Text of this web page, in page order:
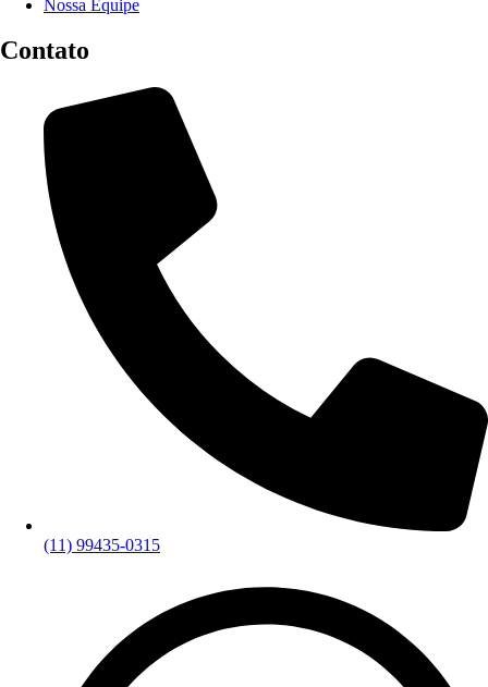
Nossa Equipe
Contato
(11) 99435-0315